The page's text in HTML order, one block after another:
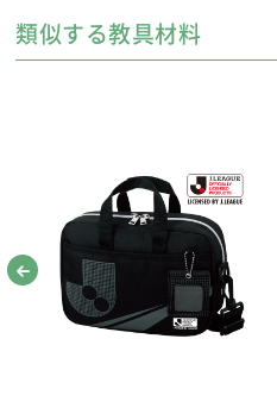
ニードルボックス
※針を使うときは、針プレートの中
こしてください。
（まち針10本/マジック針1本/長針2
本）
・糸通しかんたん、マジック針入り。
・糸が通しやすい、針あなの大きい
・広島針(曲がりにくくしなる最高
類似する教具材料